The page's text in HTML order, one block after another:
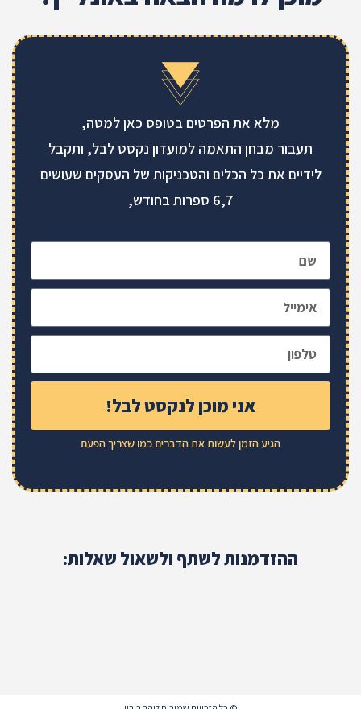
מלא את הפרטים בטופס כאן למטה,
תעבור מבחן התאמה למועדון נקסט לבל, ותקבל
לידיים את כל הכלים והטכניקות של העסקים שעושים
6,7 ספרות בחודש,
אני מוכן לנקסט לבל!
הגיע הזמן לעשות את הדברים כמו שצריך הפעם
ההזדמנות לשתף ולשאול שאלות: